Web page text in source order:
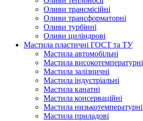
Оливи трансмісійні
Оливи трансформаторні
Оливи турбінні
Оливи циліндрові
Мастила пластичні ГОСТ та ТУ
Мастила автомобільні
Мастила високотемпературні
Мастила залізничні
Мастила індустріальні
Мастила канатні
Мастила консерваційні
Мастила низькотемпературні
Мастила приладові